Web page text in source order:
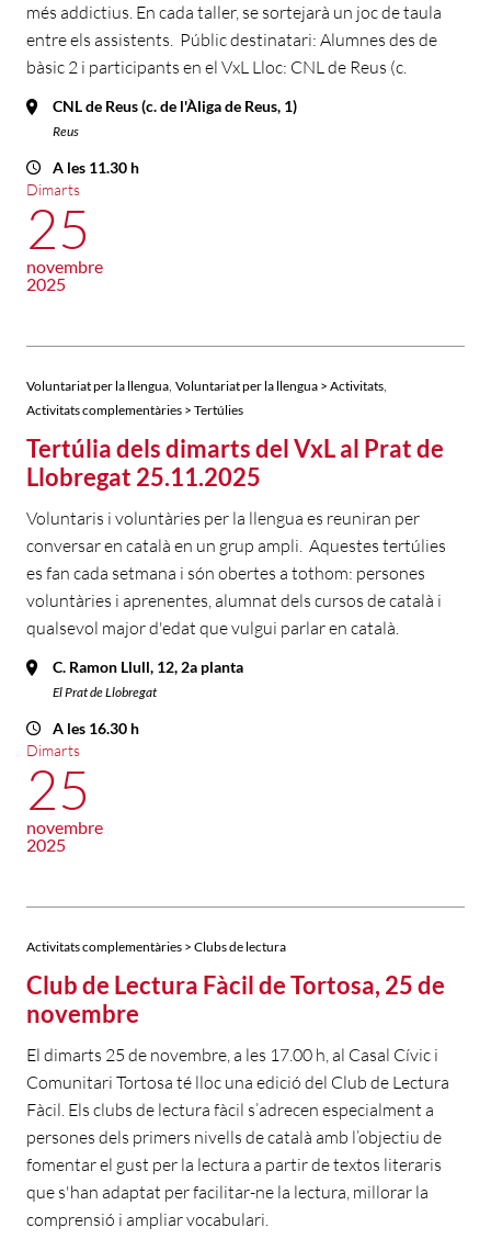
més addictius. En cada taller, se sortejarà un joc de taula
entre els assistents. Públic destinatari: Alumnes des de
bàsic 2 i participants en el VxL Lloc: CNL de Reus (c.
CNL de Reus (c. de l'Àliga de Reus, 1)
Reus
A les 11.30 h
Dimarts
25
novembre
2025
Voluntariat per la llengua Voluntariat per la llengua > Activitats
Activitats complementàries > Tertúlies
Tertúlia dels dimarts del VxL al Prat de
Llobregat 25.11.2025
Voluntaris i voluntàries per la llengua es reuniran per
conversar en català en un grup ampli. Aquestes tertúlies
es fan cada setmana i són obertes a tothom: persones
voluntàries i aprenentes, alumnat dels cursos de català i
qualsevol major d'edat que vulgui parlar en català.
C. Ramon Llull, 12, 2a planta
El Prat de Llobregat
A les 16.30 h
Dimarts
25
novembre
2025
Activitats complementàries > Clubs de lectura
Club de Lectura Fàcil de Tortosa, 25 de
novembre
El dimarts 25 de novembre, a les 17.00 h, al Casal Cívic i
Comunitari Tortosa té lloc una edició del Club de Lectura
Fàcil. Els clubs de lectura fàcil s’adrecen especialment a
persones dels primers nivells de català amb l’objectiu de
fomentar el gust per la lectura a partir de textos literaris
que s'han adaptat per facilitar-ne la lectura, millorar la
comprensió i ampliar vocabulari.